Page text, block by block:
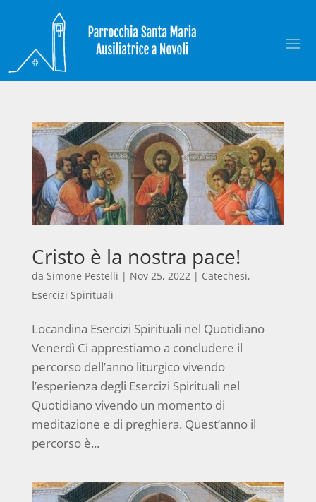
Cristo è la nostra pace!
da Simone Pestelli | Nov 25, 2022 | Catechesi,
Esercizi Spirituali
Locandina Esercizi Spirituali nel Quotidiano
Venerdì Ci apprestiamo a concludere il
percorso dell’anno liturgico vivendo
l’esperienza degli Esercizi Spirituali nel
Quotidiano vivendo un momento di
meditazione e di preghiera. Quest’anno il
percorso è...